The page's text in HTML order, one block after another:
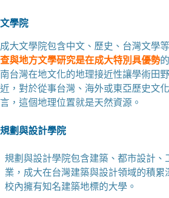
文學院
成大文學院包含中文、歷史、台灣文學等
查與地方文學研究是在成大特別具優勢
南台灣在地文化的地理接近性讓學術田
近，對於從事台灣、海外或東亞歷史文
言，這個地理位置就是天然資源。
規劃與設計學院
規劃與設計學院包含建築、都市設計、
業，成大在台灣建築與設計領域的積累
校內擁有知名建築地標的大學。